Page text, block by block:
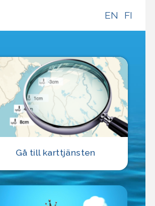
FI
EN
Gå till karttjänsten